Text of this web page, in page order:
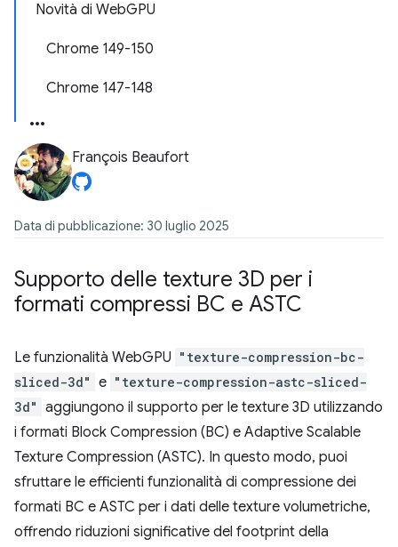
Novità di WebGPU
Chrome 149-150
Chrome 147-148
François Beaufort
Data di pubblicazione: 30 luglio 2025
Supporto delle texture 3D per i
formati compressi BC e ASTC
Le funzionalità WebGPU "texture-compression-bc-
sliced-3d" e "texture-compression-astc-sliced-
3d" aggiungono il supporto per le texture 3D utilizzando
i formati Block Compression (BC) e Adaptive Scalable
Texture Compression (ASTC). In questo modo, puoi
sfruttare le efficienti funzionalità di compressione dei
formati BC e ASTC per i dati delle texture volumetriche,
offrendo riduzioni significative del footprint della